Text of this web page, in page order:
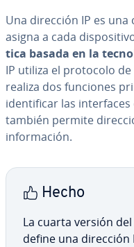
Una dirección IP es
asigna a cada
ti­ca basada en la
IP utiliza el protocolo
realiza dos funciones
ide­n­ti­fi­car las
también permite
in­fo­r­ma­ción.
Hecho
La cuarta versión
define una